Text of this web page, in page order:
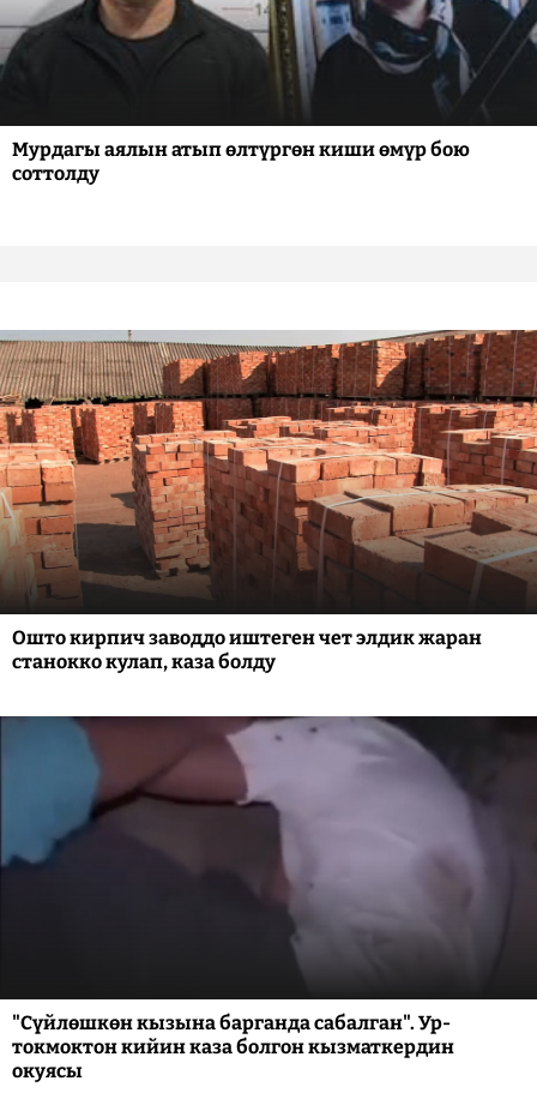
Мурдагы аялын атып өлтүргөн киши өмүр бою
соттолду
Ошто кирпич заводдо иштеген чет элдик жаран
станокко кулап, каза болду
"Сүйлөшкөн кызына барганда сабалган". Ур-
токмоктон кийин каза болгон кызматкердин
окуясы